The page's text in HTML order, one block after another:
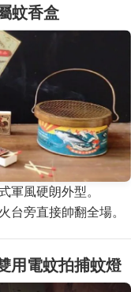
蚊香盒
軍風硬朗外型。
旁直接帥翻全場。
用電蚊拍捕蚊燈